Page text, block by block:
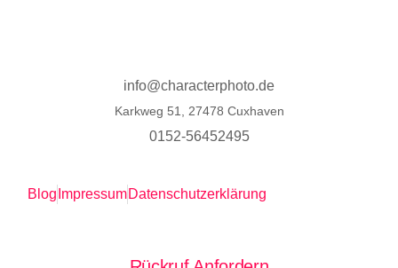
info@characterphoto.de
Karkweg 51, 27478 Cuxhaven
0152-56452495
Blog ImpressumDatenschutzerklärung